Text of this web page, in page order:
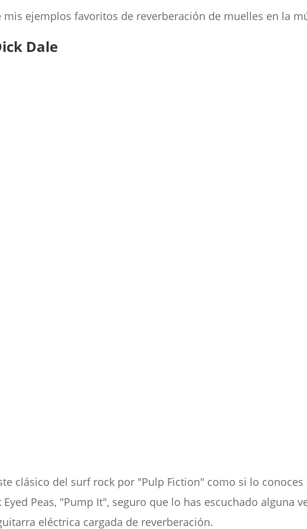
mis ejemplos favoritos de reverberación de muelles en la
Dale
clásico del surf rock por "Pulp Fiction" como si lo
Peas, "Pump It", seguro que lo has escuchado alguna
eléctrica cargada de reverberación.